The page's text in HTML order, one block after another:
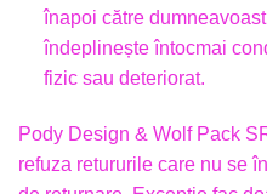
înapoi către
îndeplinește întocmai
fizic sau deteriorat.
Pody Design & Wolf Pack
refuza retururile care nu se